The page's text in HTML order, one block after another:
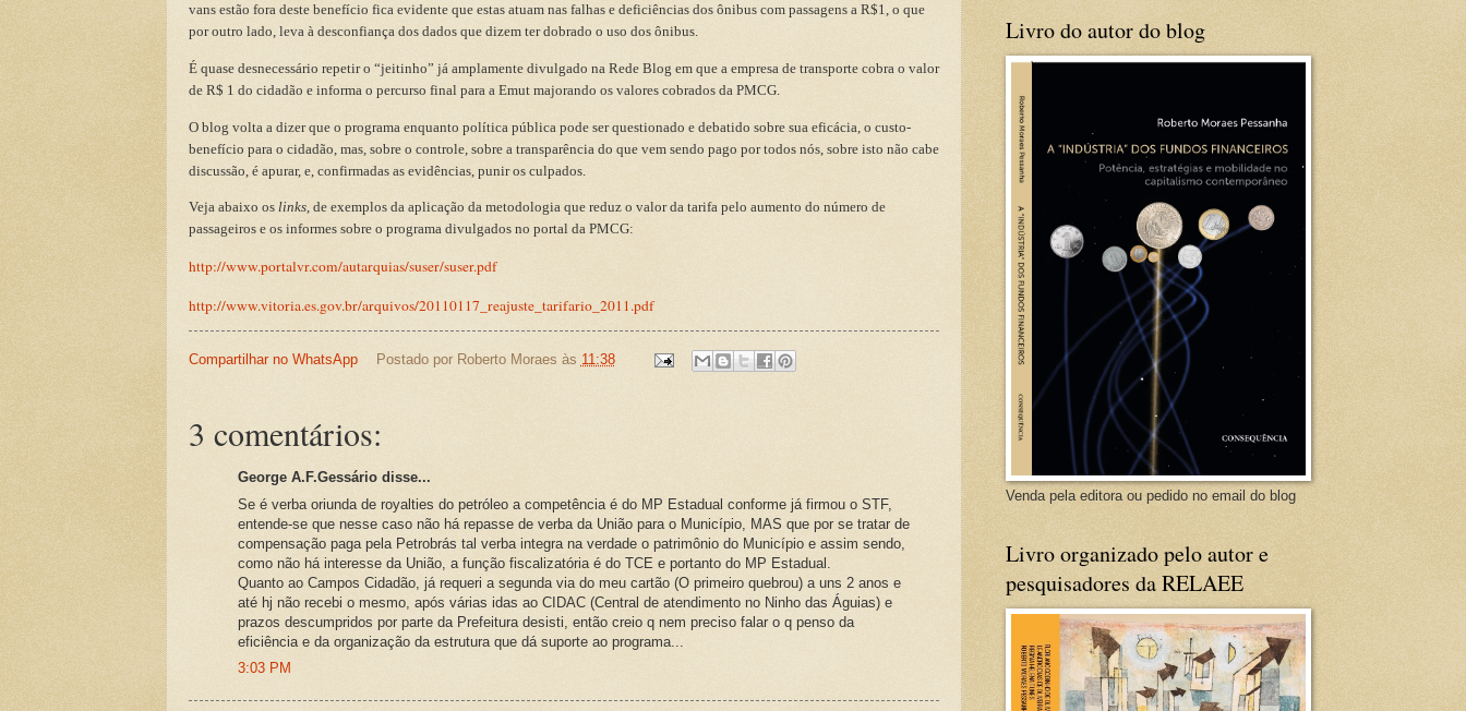
vans estão fora deste benefício fica evidente que estas atuam nas falhas e deficiências dos ônibus com passagens a R$1, o que
por outro lado, leva à desconfiança dos dados que dizem ter dobrado o uso dos ônibus.
É quase desnecessário repetir o “jeitinho” já amplamente divulgado na Rede Blog em que a empresa de transporte cobra o valor
de R$ 1 do cidadão e informa o percurso final para a Emut majorando os valores cobrados da PMCG.
O blog volta a dizer que o programa enquanto política pública pode serquestionado e debatido sobre sua eficácia, o custo-
benefício para o cidadão, mas, sobre o controle, sobre a transparência do que vem sendo pago por todos nós, sobre isto não cabe
discussão, é apurar, e, confirmadas as evidências, punir os culpados.
Veja abaixo os links, de exemplos da aplicação da metodologia que reduz o valor da tarifa pelo aumento do número de
passageiros e os informes sobre o programa divulgados no portal da PMCG:
http://www.portalvr.com/autarquias/suser/suser.pdf
http://www.vitoria.es.gov.br/arquivos/20110117_reajuste_tarifario_2011.pdf
Compartilhar no WhatsApp Postado por Roberto Moraes às 11:38
3 comentários:
George A.F.Gessário disse...
Se é verba oriunda de royalties do petróleo a competência é do MP Estadual conforme já firmou o STF,
entende-se que nesse caso não há repasse de verba da União para o Município, MAS que por se tratar de
compensação paga pela Petrobrás tal verba integra na verdade o patrimônio do Município e assim sendo,
como não há interesse da União, a função fiscalizatória é do TCE e portanto do MP Estadual.
Quanto ao Campos Cidadão, já requeri a segunda via do meu cartão (O primeiro quebrou) a uns 2 anos e
até hj não recebi o mesmo, após várias idas ao CIDAC (Central de atendimento no Ninho das Águias) e
prazos descumpridos por parte da Prefeitura desisti, então creio q nem preciso falar o q penso da
eficiência e da organização da estrutura que dá suporte ao programa...
3:03 PM
Livro do autor do blog
Venda pela editora ou pedido no email do blog
Livro organizado pelo autor e
pesquisadores da RELAEE